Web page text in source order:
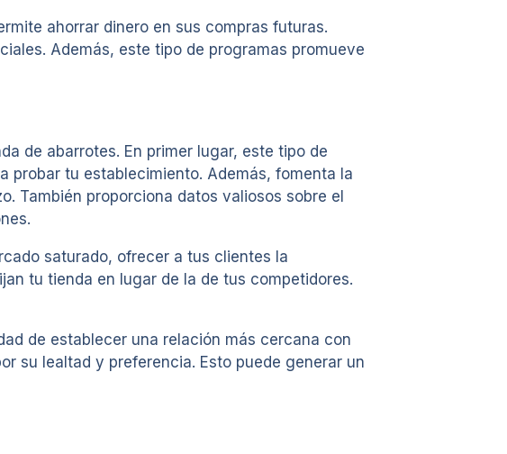
ahorrar dinero en sus compras futuras.
Además, este tipo de programas promueve
de abarrotes. En primer lugar, este tipo de
probar tu establecimiento. Además, fomenta la
También proporciona datos valiosos sobre el
saturado, ofrecer a tus clientes la
tu tienda en lugar de la de tus competidores.
de establecer una relación más cercana con
su lealtad y preferencia. Esto puede generar un